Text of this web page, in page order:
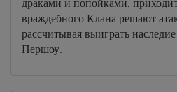
враждебного Клана решают
рассчитывая выиграть
Першоу.